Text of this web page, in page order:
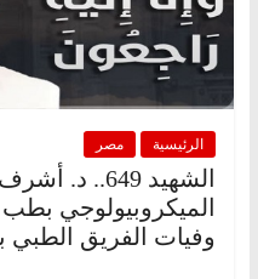
الرئيسية مصر
الشهيد 649..
الميكروبيولوجي بطب
وفيات الفريق الطبي